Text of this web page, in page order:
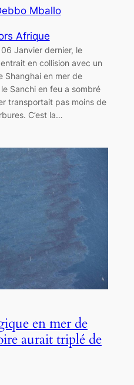
Mballo
Afrique
Janvier dernier, le
en collision avec un
Shanghai en mer de
Sanchi en feu a sombré
transportait pas moins de
C’est la…
en mer de
aurait triplé de